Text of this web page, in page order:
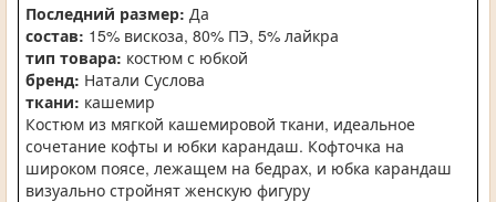
Последний размер: Да
состав: 15% вискоза, 80% ПЭ, 5% лайкра
тип товара: костюм с юбкой
бренд: Натали Суслова
ткани: кашемир
Костюм из мягкой кашемировой ткани, идеальное
сочетание кофты и юбки карандаш. Кофточка на
широком поясе, лежащем на бедрах, и юбка карандаш
визуально стройнят женскую фигуру